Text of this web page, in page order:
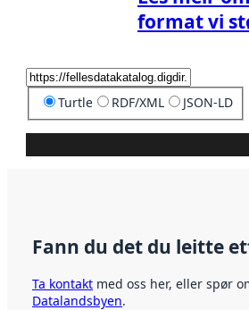
format vi
Turtle RDF/XML JSON-LD
Fann du det du leitte
Ta kontakt med oss her, eller spør
Datalandsbyen.